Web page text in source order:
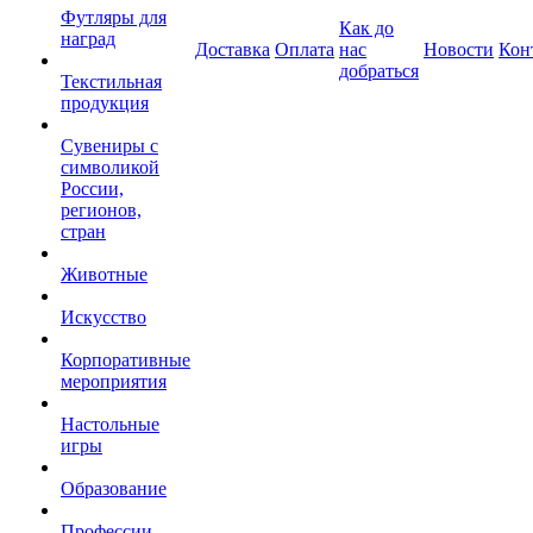
Футляры для
наград
Текстильная
продукция
Сувениры с
символикой
России,
регионов,
стран
Животные
Искусство
Корпоративные
мероприятия
Настольные
игры
Образование
Доставка Оплата
Как до
нас
добраться
Новости